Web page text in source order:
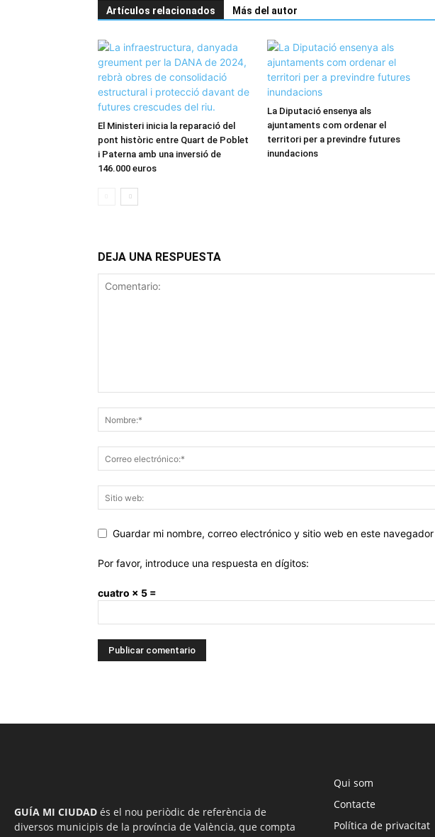
Artículos relacionados Más del autor
El Ministeri inicia la reparació del
pont històric entre Quart de Poblet
i Paterna amb una inversió de
146.000 euros
La Diputació ensenya als
ajuntaments com ordenar el
territori per a previndre futures
inundacions
DEJA UNA RESPUESTA
Guardar mi nombre, correo electrónico y sitio web en este
Por favor, introduce una respuesta en dígitos:
cuatro × 5 =
GUÍA MI CIUDAD és el nou periòdic de referència de
diversos municipis de la província de València, que compta
Qui som
Contacte
Política de privacitat